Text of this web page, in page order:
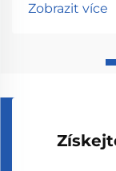
zákazníků v
Zobrazit více